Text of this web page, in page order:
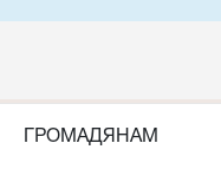
ГРОМАДЯНАМ